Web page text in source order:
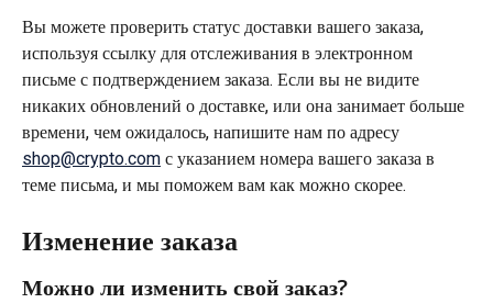
Вы можете проверить статус доставки вашего заказа,
используя ссылку для отслеживания в электронном
письме с подтверждением заказа. Если вы не видите
никаких обновлений о доставке, или она занимает больше
времени, чем ожидалось, напишите нам по адресу
shop@crypto.com с указанием номера вашего заказа в
теме письма, и мы поможем вам как можно скорее.
Изменение заказа
Можно ли изменить свой заказ?